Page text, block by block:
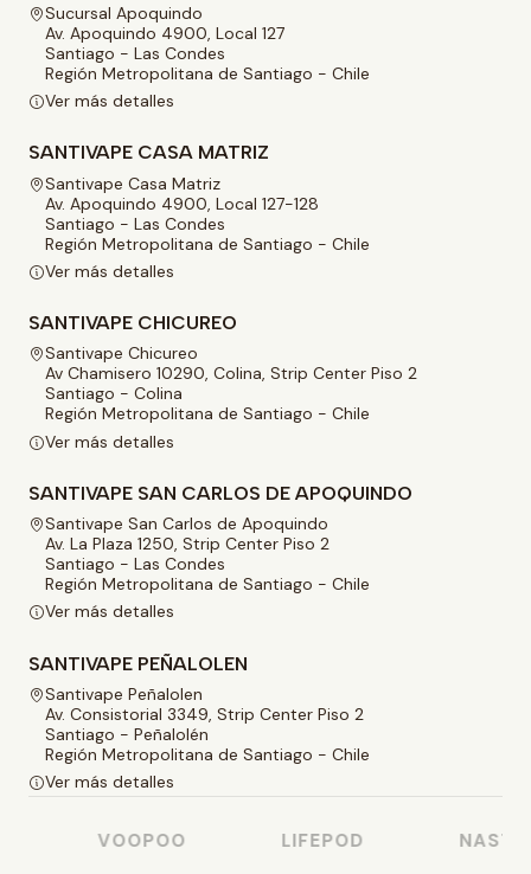
Sucursal Apoquindo
Av. Apoquindo 4900, Local 127
Santiago - Las Condes
Región Metropolitana de Santiago - Chile
Ver más detalles
SANTIVAPE CASA MATRIZ
Santivape Casa Matriz
Av. Apoquindo 4900, Local 127-128
Santiago - Las Condes
Región Metropolitana de Santiago - Chile
Ver más detalles
SANTIVAPE CHICUREO
Santivape Chicureo
Av Chamisero 10290, Colina, Strip Center Piso 2
Santiago - Colina
Región Metropolitana de Santiago - Chile
Ver más detalles
SANTIVAPE SAN CARLOS DE APOQUINDO
Santivape San Carlos de Apoquindo
Av. La Plaza 1250, Strip Center Piso 2
Santiago - Las Condes
Región Metropolitana de Santiago - Chile
Ver más detalles
SANTIVAPE PEÑALOLEN
Santivape Peñalolen
Av. Consistorial 3349, Strip Center Piso 2
Santiago - Peñalolén
Región Metropolitana de Santiago - Chile
Ver más detalles
VOOPOO LIFEPOD NASTY